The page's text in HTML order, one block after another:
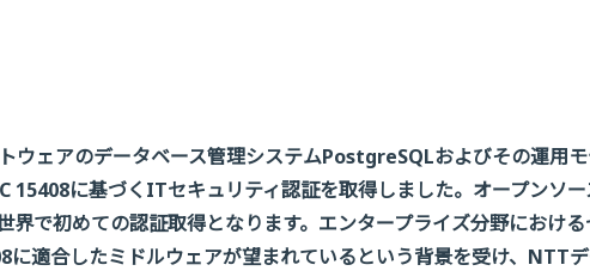
ウェアのデータベース管理システムPostgreSQLおよびその運用
15408に基づくITセキュリティ認証を取得しました。オープンソー
界で初めての認証取得となります。エンタープライズ分野における
適合したミドルウェアが望まれているという背景を受け、NTT